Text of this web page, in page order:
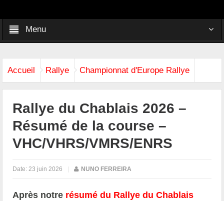
Menu
Accueil Rallye Championnat d'Europe Rallye
Rallye du Chablais 2026 –
Résumé de la course –
VHC/VHRS/VMRS/ENRS
Date: 23 juin 2026 | NUNO FERREIRA
Après notre résumé du Rallye du Chablais